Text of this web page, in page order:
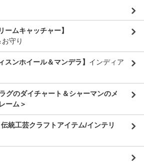
ムキャッチャー】
守り
ンホイール＆マンデラ】 インディア
グのダイチャート＆シャーマンのメ
ーム＞
統工芸クラフトアイテム/インテリ